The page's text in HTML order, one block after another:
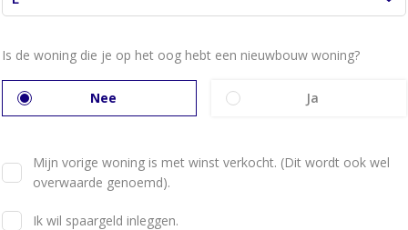
Is de woning die je op het oog hebt een nieuwbouw woning?
Nee Ja
Mijn vorige woning is met winst verkocht. (Dit wordt ook wel
overwaarde genoemd).
Ik wil spaargeld inleggen.